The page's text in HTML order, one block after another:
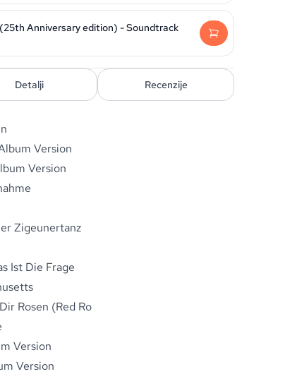
Anniversary edition) - Soundtrack
Detalji Recenzije
Version
Version
Zigeunertanz
Ist Die Frage
Rosen (Red Ro
Version
Version